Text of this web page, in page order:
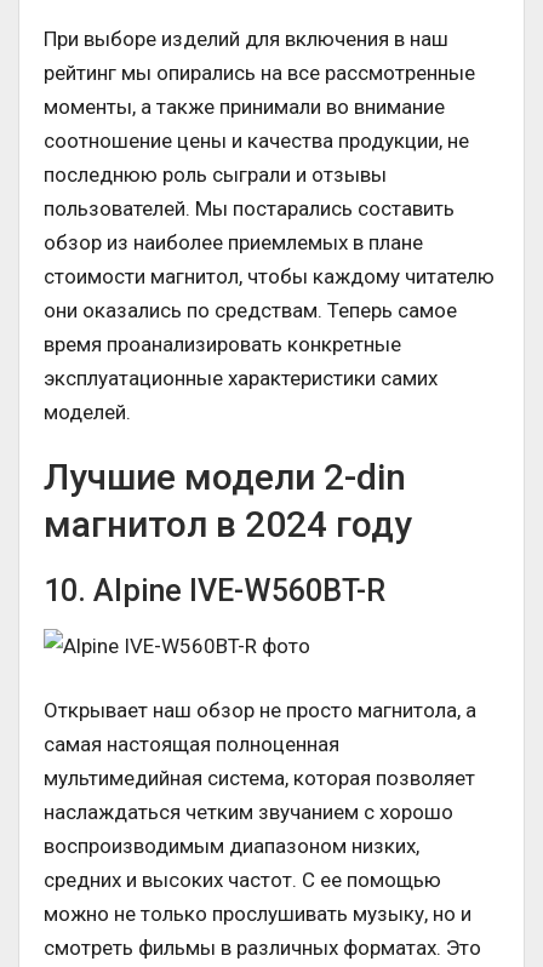
При выборе изделий для включения в наш
рейтинг мы опирались на все рассмотренные
моменты, а также принимали во внимание
соотношение цены и качества продукции, не
последнюю роль сыграли и отзывы
пользователей. Мы постарались составить
обзор из наиболее приемлемых в плане
стоимости магнитол, чтобы каждому читателю
они оказались по средствам. Теперь самое
время проанализировать конкретные
эксплуатационные характеристики самих
моделей.
Лучшие модели 2-din
магнитол в 2024 году
10. Alpine IVE-W560BT-R
Открывает наш обзор не просто магнитола, а
самая настоящая полноценная
мультимедийная система, которая позволяет
наслаждаться четким звучанием с хорошо
воспроизводимым диапазоном низких,
средних и высоких частот. С ее помощью
можно не только прослушивать музыку, но и
смотреть фильмы в различных форматах. Это